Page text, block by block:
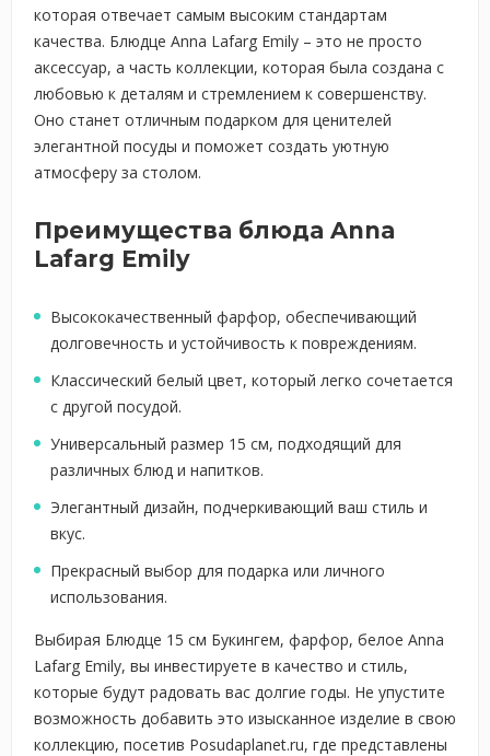
которая отвечает самым высоким стандартам
качества. Блюдце Anna Lafarg Emily – это не просто
аксессуар, а часть коллекции, которая была создана с
любовью к деталям и стремлением к совершенству.
Оно станет отличным подарком для ценителей
элегантной посуды и поможет создать уютную
атмосферу за столом.
Преимущества блюда Anna
Lafarg Emily
Высококачественный фарфор, обеспечивающий
долговечность и устойчивость к повреждениям.
Классический белый цвет, который легко сочетается
с другой посудой.
Универсальный размер 15 см, подходящий для
различных блюд и напитков.
Элегантный дизайн, подчеркивающий ваш стиль и
вкус.
Прекрасный выбор для подарка или личного
использования.
Выбирая Блюдце 15 см Букингем, фарфор, белое Anna
Lafarg Emily, вы инвестируете в качество и стиль,
которые будут радовать вас долгие годы. Не упустите
возможность добавить это изысканное изделие в свою
коллекцию, посетив Posudaplanet.ru, где представлены